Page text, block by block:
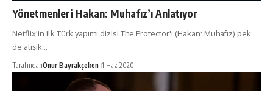
Yönetmenleri Hakan: Muhafız’ı Anlatıyor
Netflix'in ilk Türk yapımı dizisi The Protector'ı (Hakan: Muhafız) pek
de alışık…
TarafındanOnur Bayrakçeken 1 Haz 2020